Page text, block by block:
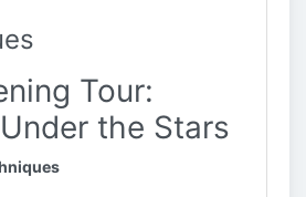
Tour:
the Stars